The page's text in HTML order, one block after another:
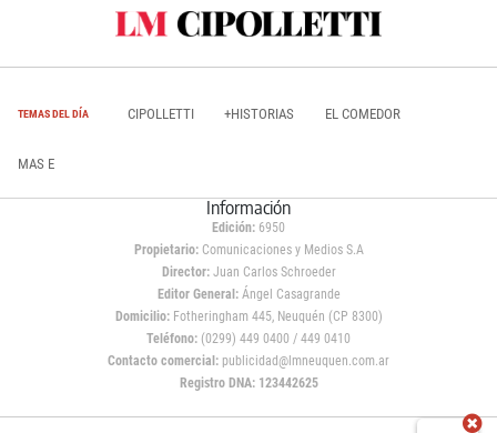
TEMAS DEL DÍA CIPOLLETTI +HISTORIAS EL COMEDOR
MAS E
Información
Edición: 6950
Propietario:Comunicaciones y Medios S.A
Director: Juan Carlos Schroeder
Editor General:Ángel Casagrande
Domicilio:Fotheringham 445, Neuquén (CP 8300)
Teléfono: (0299) 449 0400 / 449 0410
Contacto comercial: publicidad@lmneuquen.com.ar
Registro DNA: 123442625